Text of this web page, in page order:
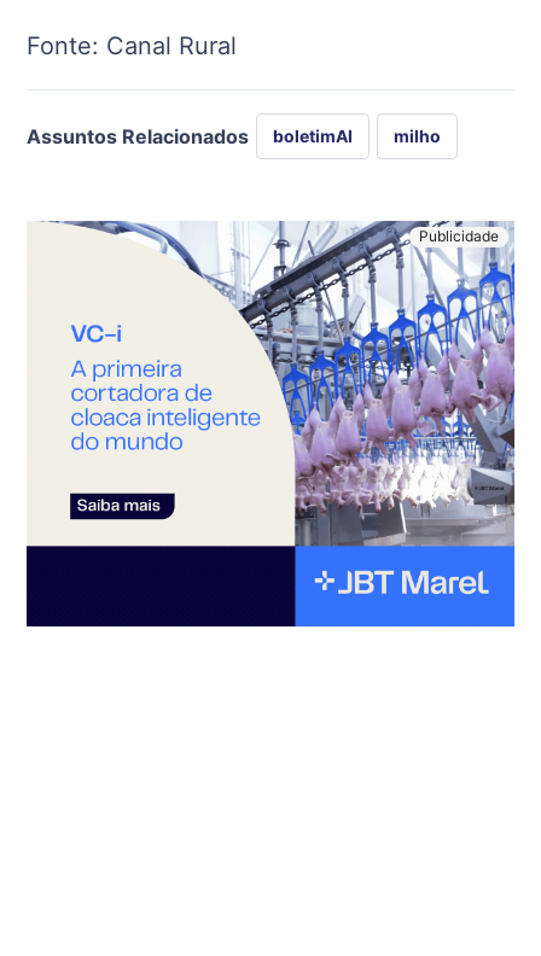
Fonte: Canal Rural
Assuntos Relacionados boletimAI milho